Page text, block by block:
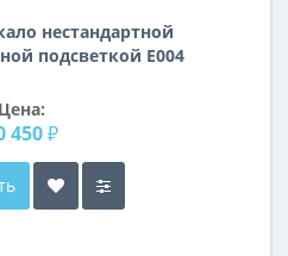
нестандартной
подсветкой E004
Цена:
450 ₽